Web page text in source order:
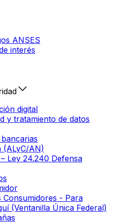
ANSES
interés
digital
y tratamiento de datos
(ALyC/AN)
Ley 24.240 Defensa
Consumidores - Para
(Ventanilla Única Federal)